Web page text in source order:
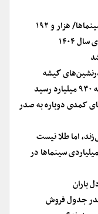
رقابت کمدی‌ها با یک انیمیشن در سینماها/ هزار و ۱۹۲
۱۴۰۴
گیشه
کمدی دوباره به صدر
اما طلا نیست
سه فیلم جدید در گیشه/ فروش ۲۵ میلیاردی سینماها در
باران
جدول فروش